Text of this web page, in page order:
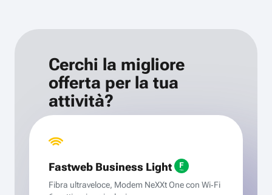
Cerchi la migliore
offerta per la tua
attività?
Fastweb Business Light
Fibra ultraveloce, Modem NeXXt One con Wi‑Fi